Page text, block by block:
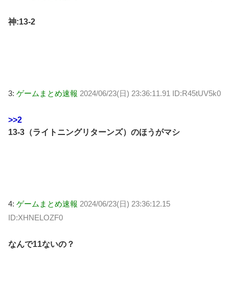
神:13-2
3: ゲームまとめ速報 2024/06/23(日) 23:36:11.91 ID:R45tUV5k0
>>2
13-3（ライトニングリターンズ）のほうがマシ
4: ゲームまとめ速報 2024/06/23(日) 23:36:12.15
ID:XHNELOZF0
なんで11ないの？